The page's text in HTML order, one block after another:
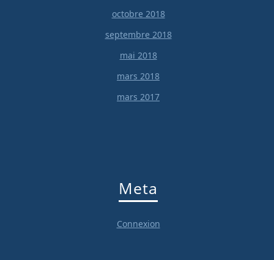
octobre 2018
septembre 2018
mai 2018
mars 2018
mars 2017
Meta
Connexion